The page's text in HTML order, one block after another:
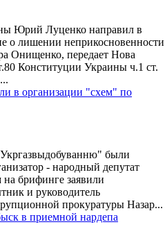
Юрий Луценко направил в
о лишении неприкосновенности
Онищенко, передает Нова
Конституции Украины ч.1 ст.
в организации "схем" по
были
- народный депутат
брифинге заявили
и руководитель
прокуратуры Назар...
в приемной нардепа